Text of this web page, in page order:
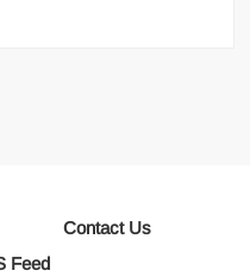
Contact Us
Feed